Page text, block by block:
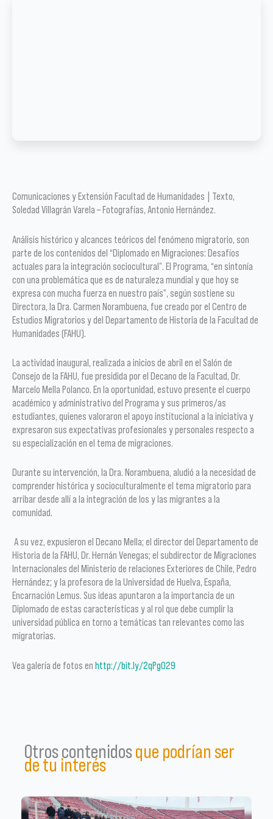
Comunicaciones y Extensión Facultad de Humanidades | Texto,
Soledad Villagrán Varela – Fotografías, Antonio Hernández.
Análisis histórico y alcances teóricos del fenómeno migratorio, son
parte de los contenidos del “Diplomado en Migraciones: Desafíos
actuales para la integración sociocultural”. El Programa, “en sintonía
con una problemática que es de naturaleza mundial y que hoy se
expresa con mucha fuerza en nuestro país”, según sostiene su
Directora, la Dra. Carmen Norambuena, fue creado por el Centro de
Estudios Migratorios y del Departamento de Historia de la Facultad de
Humanidades (FAHU).
La actividad inaugural, realizada a inicios de abril en el Salón de
Consejo de la FAHU, fue presidida por el Decano de la Facultad, Dr.
Marcelo Mella Polanco. En la oportunidad, estuvo presente el cuerpo
académico y administrativo del Programa y sus primeros/as
estudiantes, quienes valoraron el apoyo institucional a la iniciativa y
expresaron sus expectativas profesionales y personales respecto a
su especialización en el tema de migraciones.
Durante su intervención, la Dra. Norambuena, aludió a la necesidad de
comprender histórica y socioculturalmente el tema migratorio para
arribar desde allí a la integración de los y las migrantes a la
comunidad.
A su vez, expusieron el Decano Mella; el director del Departamento de
Historia de la FAHU, Dr. Hernán Venegas; el subdirector de Migraciones
Internacionales del Ministerio de relaciones Exteriores de Chile, Pedro
Hernández; y la profesora de la Universidad de Huelva, España,
Encarnación Lemus. Sus ideas apuntaron a la importancia de un
Diplomado de estas características y al rol que debe cumplir la
universidad pública en torno a temáticas tan relevantes como las
migratorias.
Vea galería de fotos en http://bit.ly/2qPgO29
Otros contenidosque podrían ser
de tu interés